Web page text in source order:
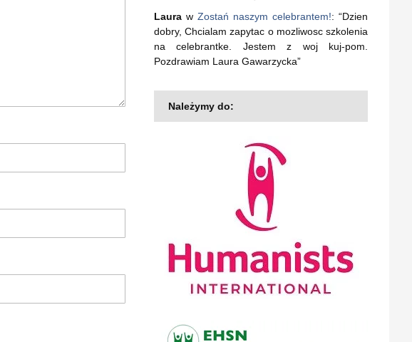
Laura w Zostań naszym celebrantem!: “Dzien
dobry, Chcialam zapytac o mozliwosc szkolenia
na celebrantke. Jestem z woj kuj-pom.
Pozdrawiam Laura Gawarzycka”
Należymy do: